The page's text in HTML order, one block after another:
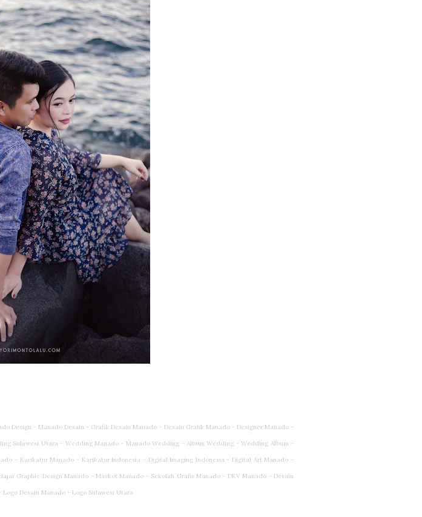
Design - Manado Desain - Grafik Desain Manado - Desain Grafik Manado - Designer Manado -
Sulawesi Utara - Wedding Manado - Manado Wedding - Album Wedding - Wedding Album -
- Karikatur Manado - Karikatur Indonesia - Digital Imaging Indonesia - Digital Art Manado -
Graphic Design Manado - Maskot Manado - Sekolah Grafis Manado - DKV Manado - Desain
Desain Manado - Logo Sulawesi Utara